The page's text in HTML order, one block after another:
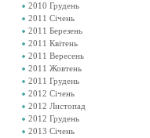
2010 Грудень
2011 Січень
2011 Березень
2011 Квітень
2011 Вересень
2011 Жовтень
2011 Грудень
2012 Січень
2012 Листопад
2012 Грудень
2013 Січень